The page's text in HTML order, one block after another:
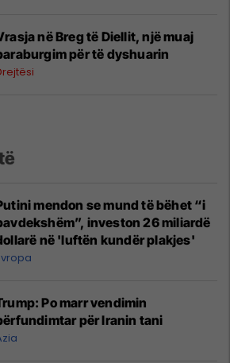
në Breg të Diellit, një muaj
për të dyshuarin
mendon se mund të bëhet “i
investon 26 miliardë
në 'luftën kundër plakjes'
Po marr vendimin
për Iranin tani